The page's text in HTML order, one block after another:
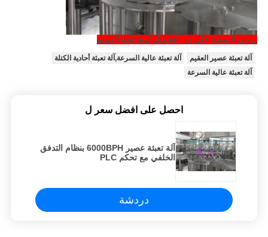
يرجى الضغط على زر التشغيل لمشاهدة الفيديو
آلة تعبئة عصير العقيم
آلة تعبئة عالية السرعة,آلة تعبئة أحادية الكتلة
آلة تعبئة عالية السرعة
احصل على افضل سعر ل
آلة تعبئة عصير 6000BPH بنظام التدفق
الخلفي مع تحكم PLC
دردشة